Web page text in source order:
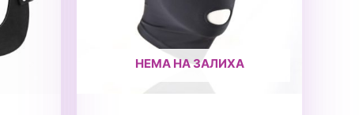
НЕМА НА ЗАЛИХА